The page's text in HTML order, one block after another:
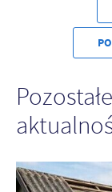
Pozostałe